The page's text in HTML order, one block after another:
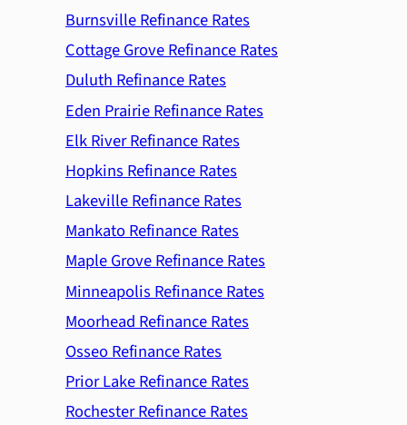
Burnsville Refinance Rates
Cottage Grove Refinance Rates
Duluth Refinance Rates
Eden Prairie Refinance Rates
Elk River Refinance Rates
Hopkins Refinance Rates
Lakeville Refinance Rates
Mankato Refinance Rates
Maple Grove Refinance Rates
Minneapolis Refinance Rates
Moorhead Refinance Rates
Osseo Refinance Rates
Prior Lake Refinance Rates
Rochester Refinance Rates